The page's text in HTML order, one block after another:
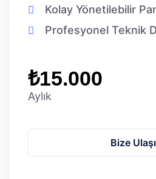
Kolay Yönetilebilir
Profesyonel Teknik
₺15.000
Aylık
Bize